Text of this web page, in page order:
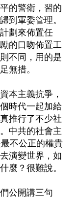
的警衛，習的
到軍委管理。
劃來佈置任
的口吻佈置工
不同，用的是
無措。
本主義抗爭，
時代一起加給
推行了不少社
中共的社會主
不公正的權貴
演變世界，如
麼？很難說。
公開講三句